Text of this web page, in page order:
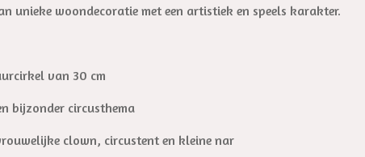
unieke woondecoratie met een artistiek en speels karakter.
van 30 cm
bijzonder circusthema
clown, circustent en kleine nar